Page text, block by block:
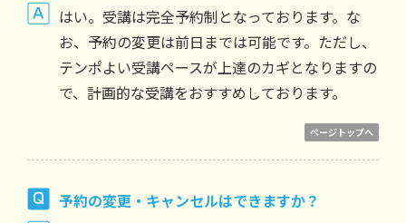
はい。受講は完全予約制となっております。な
お、予約の変更は前日までは可能です。ただし、
テンポよい受講ペースが上達のカギとなりますの
で、計画的な受講をおすすめしております。
ページトップへ
予約の変更・キャンセルはできますか？